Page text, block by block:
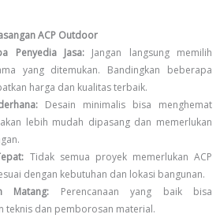
ACP Outdoor
Penyedia Jasa: Jangan langsung memilih
yang ditemukan. Bandingkan beberapa
harga dan kualitas terbaik.
Desain minimalis bisa menghemat
lebih mudah dipasang dan memerlukan
Tidak semua proyek memerlukan ACP
dengan kebutuhan dan lokasi bangunan.
Matang: Perencanaan yang baik bisa
teknis dan pemborosan material.